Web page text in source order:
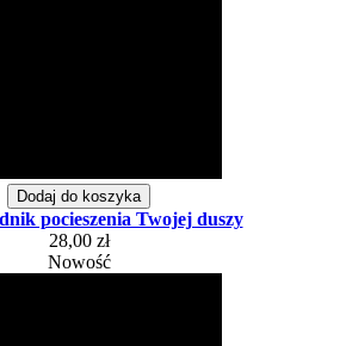
Dodaj do koszyka
pocieszenia Twojej duszy
28,00 zł
Nowość